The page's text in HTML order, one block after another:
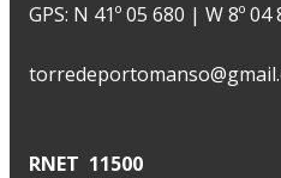
GPS: N 41º 05 680 | W 8º 04
RNET 11500